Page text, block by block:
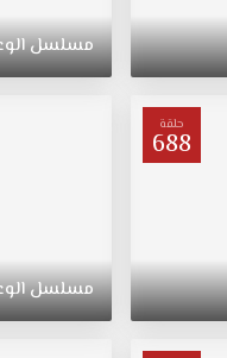
مسلسل
حلقة
688
مسلسل